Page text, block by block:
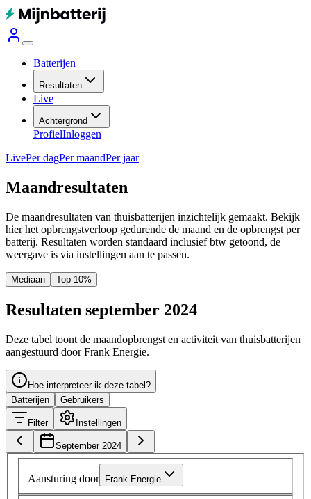
Batterijen
Resultaten
Live
Achtergrond
ProfielInloggen
LivePer dagPer maandPer jaar
Maandresultaten
De maandresultaten van thuisbatterijen inzichtelijk gemaakt. Bekijk
hier het opbrengstverloop gedurende de maand en de opbrengst per
batterij. Resultaten worden standaard inclusief btw getoond, de
weergave is via instellingen aan te passen.
Mediaan Top 10%
Resultaten september 2024
Deze tabel toont de maandopbrengst en activiteit van thuisbatterijen
aangestuurd door Frank Energie.
Hoe interpreteer ik deze tabel?
Batterijen
Gebruikers
Filter Instellingen
September 2024
Aansturing door Frank Energie